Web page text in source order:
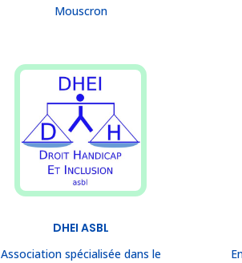
Mouscron
DHEI ASBL
Association spécialisée dans le